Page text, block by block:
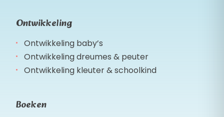
Ontwikkeling
Ontwikkeling baby’s
Ontwikkeling dreumes & peuter
Ontwikkeling kleuter & schoolkind
Boeken